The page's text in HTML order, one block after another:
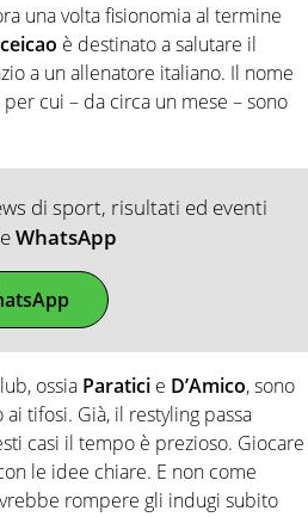
una volta fisionomia al termine
è destinato a salutare il
a un allenatore italiano. Il nome
cui – da circa un mese – sono
di sport, risultati ed eventi
WhatsApp
ossia Paratici e D’Amico, sono
tifosi. Già, il restyling passa
casi il tempo è prezioso. Giocare
le idee chiare. E non come
rompere gli indugi subito